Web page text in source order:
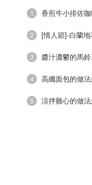
1 香煎牛小排佐
2 [情人節]-白蘭
3 醬汁濃鬱的馬
4 高纖面包的做
5 涼拌雞心的做